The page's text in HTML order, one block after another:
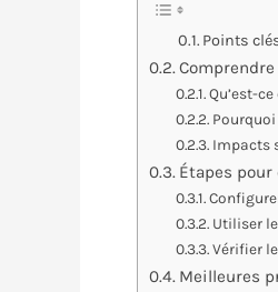
Points
Qu’est-
Impacts
Étapes
Utiliser
Vérifier
Meilleures